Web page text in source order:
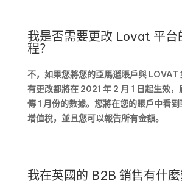
我是否需要更改 Lovat 平台
程？
不，如果您將您的亞馬遜賬戶與 LOVAT
有更改都將在 2021 年 2 月 1 日起生效
傳 1 月份的數據。您將在您的賬戶中看
增值稅，並且您可以報告所有金額。
我在英國的 B2B 銷售有什麼